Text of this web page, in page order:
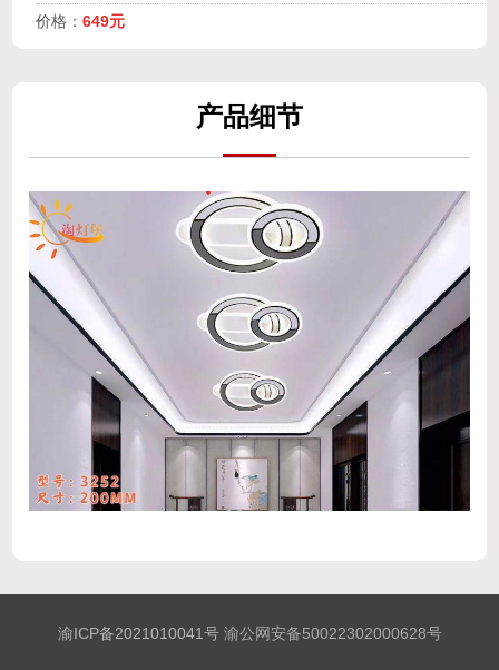
价格： 649元
产品细节
渝ICP备2021010041号渝公网安备50022302000628号